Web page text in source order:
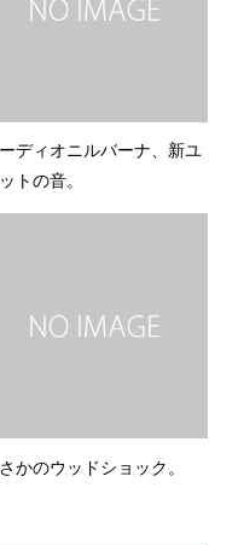
ディオニルバーナ、新ユ
トの音。
かのウッドショック。